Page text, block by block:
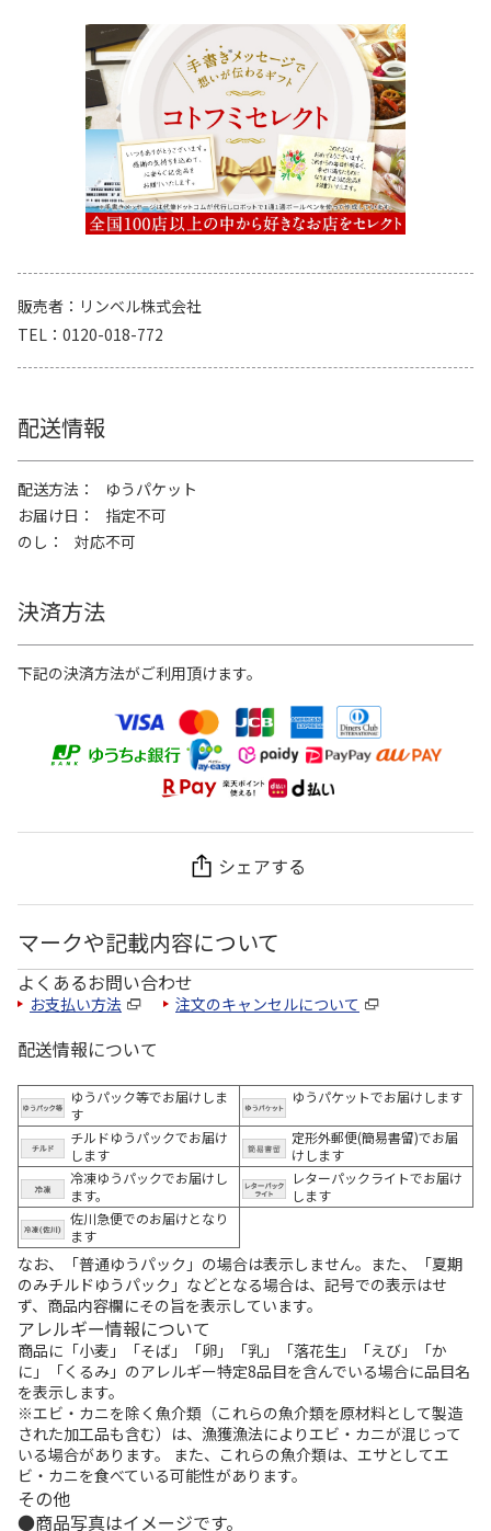
販売者
リンベル株式会社
TEL
0120-018-772
配送情報
配送方法
ゆうパケット
お届け日
指定不可
のし
対応不可
決済方法
下記の決済方法がご利用頂けます。
シェアする
マークや記載内容について
よくあるお問い合わせ
お支払い方法 注文のキャンセルについて
配送情報について
ゆうパック等でお届けしま
す
ゆうパケットでお届けします
チルドゆうパックでお届け
します
定形外郵便(簡易書留)でお届
けします
冷凍ゆうパックでお届けし
ます。
レターパックライトでお届け
します
佐川急便でのお届けとなり
ます
なお、「普通ゆうパック」の場合は表示しません。また、「夏期
のみチルドゆうパック」などとなる場合は、記号での表示はせ
ず、商品内容欄にその旨を表示しています。
アレルギー情報について
商品に「小麦」「そば」「卵」「乳」「落花生」「えび」「か
に」「くるみ」のアレルギー特定8品目を含んでいる場合に品目名
を表示します。
※エビ・カニを除く魚介類（これらの魚介類を原材料として製造
された加工品も含む）は、漁獲漁法によりエビ・カニが混じって
いる場合があります。 また、これらの魚介類は、エサとしてエ
ビ・カニを食べている可能性があります。
その他
商品写真はイメージです。